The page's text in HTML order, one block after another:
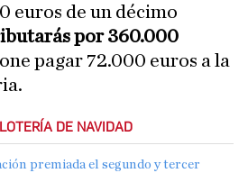
euros de un décimo
por 360.000
pagar 72.000 euros a la
DE NAVIDAD
premiada el segundo y tercer